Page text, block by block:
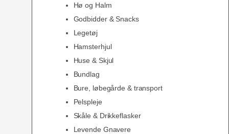
Hø og Halm
Godbidder & Snacks
Legetøj
Hamsterhjul
Huse & Skjul
Bundlag
Bure, løbegårde & transport
Pelspleje
Skåle & Drikkeflasker
Levende Gnavere